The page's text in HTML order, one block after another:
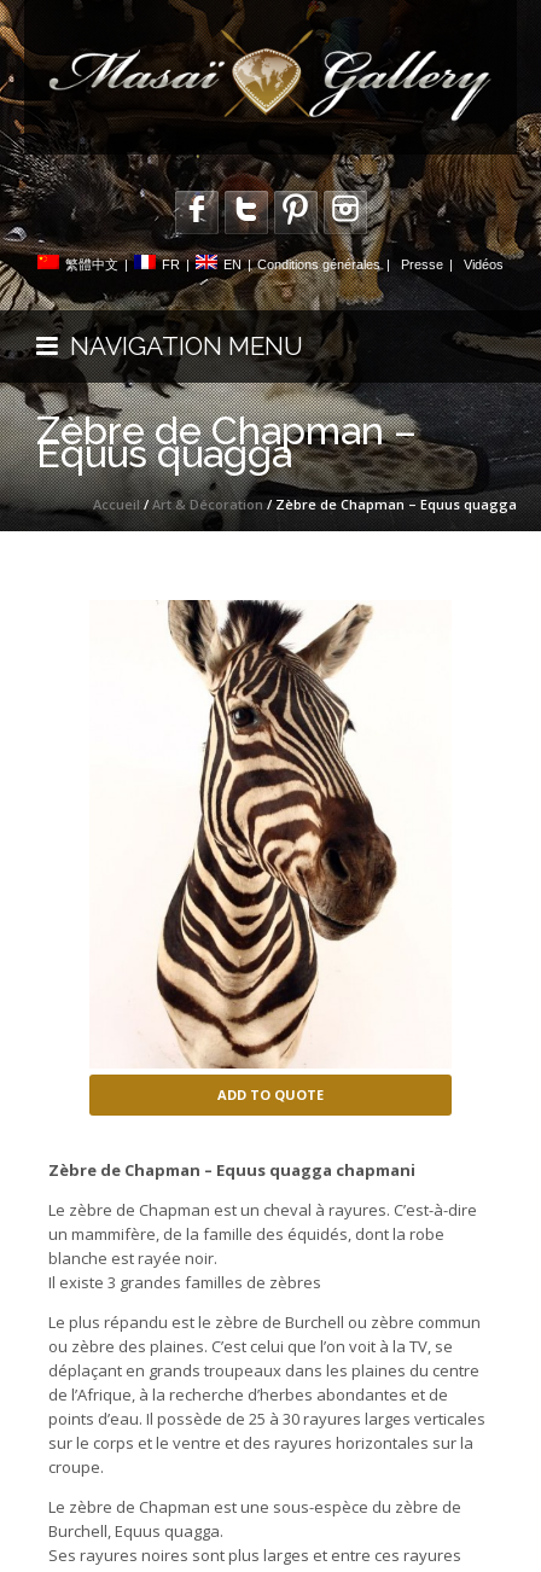
繁體中文 | FR | EN | Conditions générales Presse Vidéos
NAVIGATION MENU
Zèbre de Chapman –
Equus quagga
Accueil/Art & Décoration/ Zèbre de Chapman – Equus quagga
ADD TO QUOTE
Zèbre de Chapman – Equus quagga chapmani
Le zèbre de Chapman est un cheval à rayures. C’est-à-dire
un mammifère, de la famille des équidés, dont la robe
blanche est rayée noir.
Il existe 3 grandes familles de zèbres
Le plus répandu est le zèbre de Burchell ou zèbre commun
ou zèbre des plaines. C’est celui que l’on voit à la TV, se
déplaçant en grands troupeaux dans les plaines du centre
de l’Afrique, à la recherche d’herbes abondantes et de
points d’eau. Il possède de 25 à 30 rayures larges verticales
sur le corps et le ventre et des rayures horizontales sur la
croupe.
Le zèbre de Chapman est une sous-espèce du zèbre de
Burchell, Equus quagga.
Ses rayures noires sont plus larges et entre ces rayures